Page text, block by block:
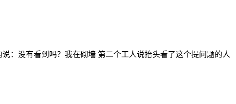
：没有看到吗？我在砌墙 第二个工人说抬头看了这个提问题的人